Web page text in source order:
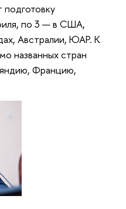
по 3 — в США,
Австралии, ЮАР. К
названных стран
Францию,